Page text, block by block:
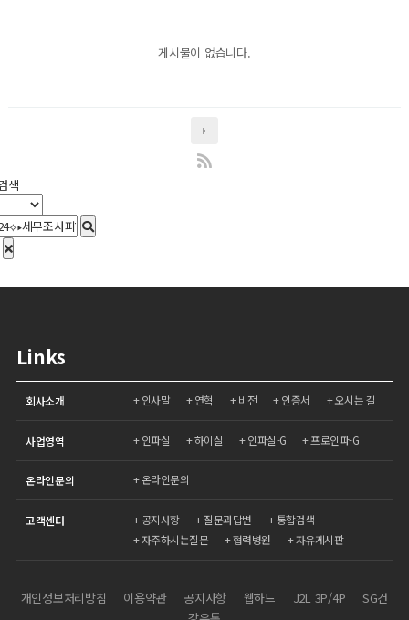
게시물이 없습니다.
색
Links
회사소개 인사말 연혁 비전 인증서 오시는 길
사업영역 인파실 하이실 인파실-G 프로인파-G
온라인문의 온라인문의
고객센터 공지사항 질문과답변
통합검색
자주하시는질문
협력병원 자유게시판
개인정보처리방침 이용약관 공지사항 웹하드 J2L 3P/4P
SG건